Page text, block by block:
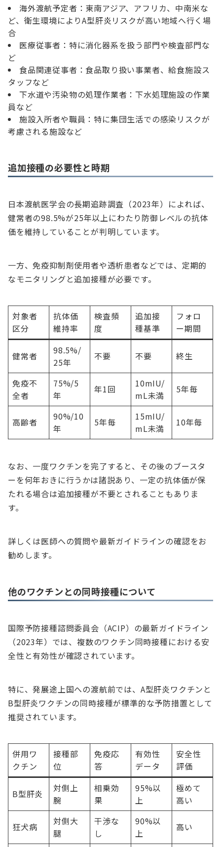
海外渡航予定者：東南アジア、アフリカ、中南米な
ど、衛生環境によりA型肝炎リスクが高い地域へ行く場
合
医療従事者：特に消化器系を扱う部門や検査部門な
ど
食品関連従事者：食品取り扱い事業者、給食施設ス
タッフなど
下水道や汚染物の処理作業者：下水処理施設の作業
員など
施設入所者や職員：特に集団生活での感染リスクが
考慮される施設など
追加接種の必要性と時期
日本渡航医学会の長期追跡調査（2023年）によれば、
健常者の98.5%が25年以上にわたり防御レベルの抗体
価を維持していることが判明しています。
一方、免疫抑制剤使用者や透析患者などでは、定期的
なモニタリングと追加接種が必要です。
対象者
区分
抗体価
維持率
検査頻
度
追加接
種基準
フォロ
ー期間
健常者
98.5%/
25年
不要 不要 終生
免疫不
全者
75%/5
年
年1回
10mIU/
mL未満
5年毎
高齢者
90%/10
年
5年毎
15mIU/
mL未満
10年毎
なお、一度ワクチンを完了すると、その後のブースタ
ーを何年おきに行うかは諸説あり、一定の抗体価が保
たれる場合は追加接種が不要とされることもありま
す。
詳しくは医師への質問や最新ガイドラインの確認をお
勧めします。
他のワクチンとの同時接種について
国際予防接種諮問委員会（ACIP）の最新ガイドライン
（2023年）では、複数のワクチン同時接種における安
全性と有効性が確認されています。
特に、発展途上国への渡航前では、A型肝炎ワクチンと
B型肝炎ワクチンの同時接種が標準的な予防措置として
推奨されています。
併用ワ
クチン
接種部
位
免疫応
答
有効性
データ
安全性
評価
B型肝炎
対側上
腕
相乗効
果
95%以
上
極めて
高い
狂犬病
対側大
腿
干渉な
し
90%以
上
高い